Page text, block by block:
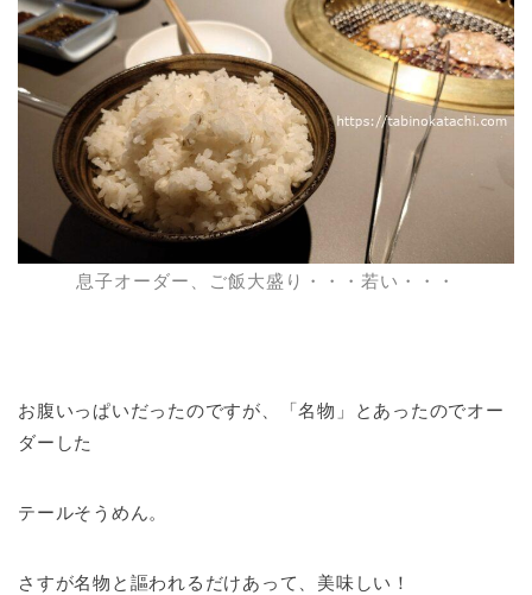
息子オーダー、ご飯大盛り・・・若い・・・
お腹いっぱいだったのですが、「名物」とあったのでオー
ダーした
テールそうめん。
さすが名物と謳われるだけあって、美味しい！